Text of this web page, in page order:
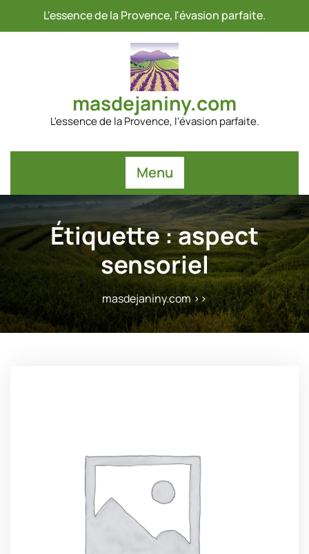
L'essence de la Provence, l'évasion parfaite.
masdejaniny.com
L'essence de la Provence, l'évasion parfaite.
Menu
Étiquette :aspect
sensoriel
masdejaniny.com>>